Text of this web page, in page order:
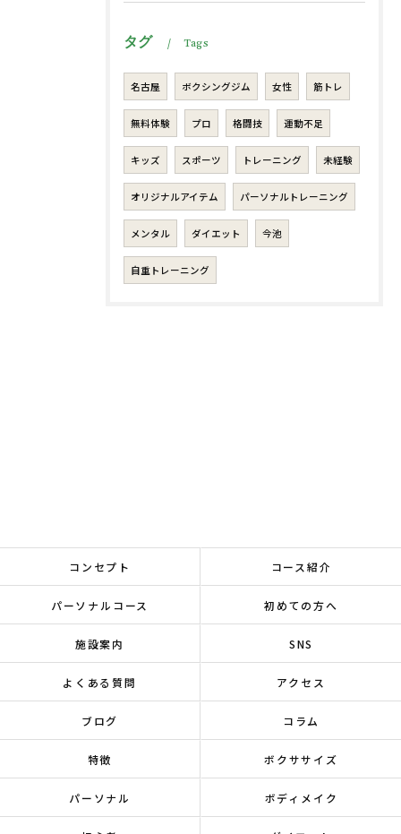
タグ Tags
名古屋 ボクシングジム 女性 筋トレ
無料体験 プロ 格闘技 運動不足
キッズ スポーツ トレーニング 未経験
オリジナルアイテム パーソナルトレーニング
メンタル ダイエット 今池
自重トレーニング
コンセプト コース紹介
パーソナルコース 初めての方へ
施設案内 SNS
よくある質問 アクセス
ブログ コラム
特徴 ボクササイズ
パーソナル ボディメイク